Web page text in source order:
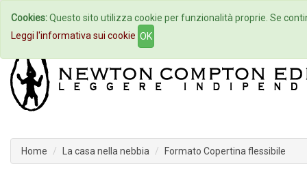
Home Autori Eventi
Home La casa nella nebbia Formato Copertina flessibile
Cookies:Questo sito utilizza cookie per funzionalità proprie. Se
Leggi l'informativa sui cookie OK